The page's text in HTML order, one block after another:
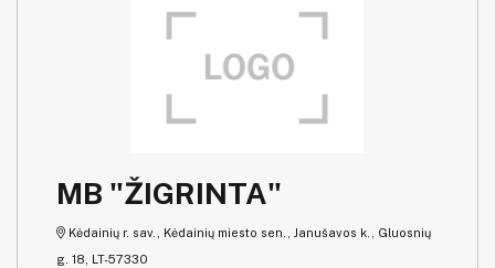
MB "ŽIGRINTA"
Kėdainių r. sav., Kėdainių miesto sen., Janušavos k., Gluosnių
g. 18, LT-57330